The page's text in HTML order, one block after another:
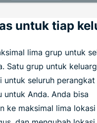
untuk tiap
lima grup untuk
Satu grup untuk
untuk seluruh
untuk Anda. Anda bisa
ke maksimal lima lokasi